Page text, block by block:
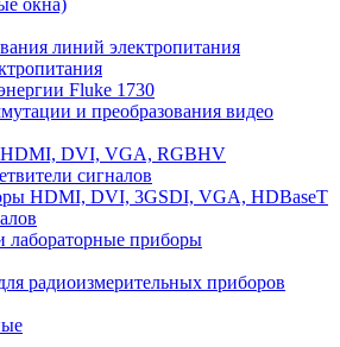
окна)
линий электропитания
Fluke 1730
и преобразования видео
HDMI, DVI, VGA, RGBHV
сигналов
HDMI, DVI, 3GSDI, VGA, HDBaseT
лабораторные приборы
радиоизмерительных приборов